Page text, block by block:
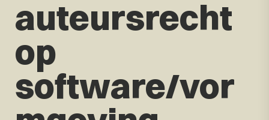
auteursrecht
op
software/vor